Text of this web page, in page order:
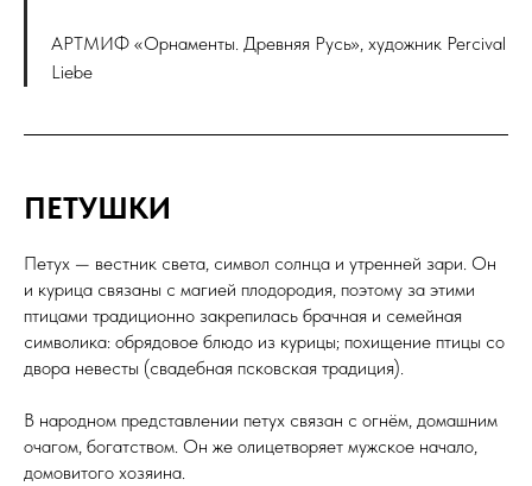
АРТМИФ «Орнаменты. Древняя Русь», художник Percival
Liebe
ПЕТУШКИ
Петух — вестник света, символ солнца и утренней зари. Он
и курица связаны с магией плодородия, поэтому за этими
птицами традиционно закрепилась брачная и семейная
символика: обрядовое блюдо из курицы; похищение птицы со
двора невесты (свадебная псковская традиция).
В народном представлении петух связан с огнём, домашним
очагом, богатством. Он же олицетворяет мужское начало,
домовитого хозяина.